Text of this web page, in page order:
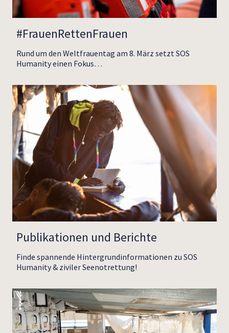
#FrauenRettenFrauen
Rund um den Weltfrauentag am 8. März setzt SOS
Humanity einen Fokus…
Publikationen und Berichte
Finde spannende Hintergrundinformationen zu SOS
Humanity & ziviler Seenotrettung!